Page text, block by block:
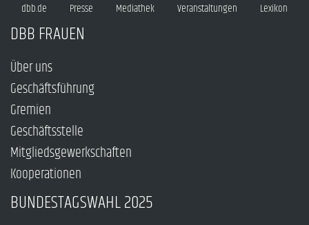
dbb.de Presse Mediathek Veranstaltungen Lexikon
DBB FRAUEN
Über uns
Geschäftsführung
Gremien
Geschäftsstelle
Mitgliedsgewerkschaften
Kooperationen
BUNDESTAGSWAHL 2025